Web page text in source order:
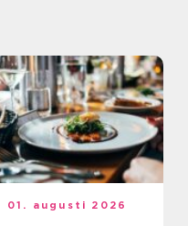
01. augusti 2026